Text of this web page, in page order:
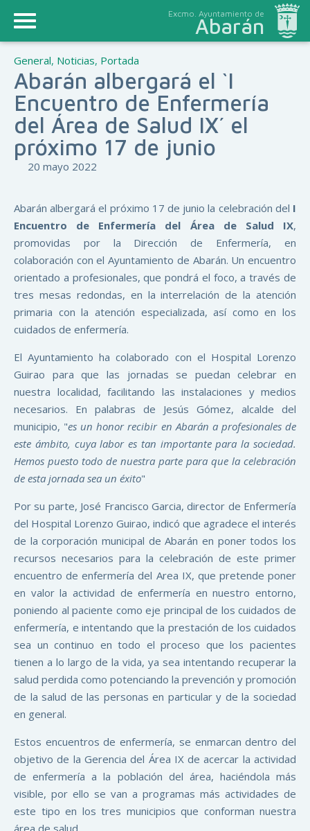
Excmo. Ayuntamiento de
Abarán
General, Noticias, Portada
Abarán albergará el `I
Encuentro de Enfermería
del Área de Salud IX´ el
próximo 17 de junio
20 mayo 2022
Abarán albergará el próximo 17 de junio la celebración del I
Encuentro de Enfermería del Área de Salud IX,
promovidas por la Dirección de Enfermería, en
colaboración con el Ayuntamiento de Abarán. Un encuentro
orientado a profesionales, que pondrá el foco, a través de
tres mesas redondas, en la interrelación de la atención
primaria con la atención especializada, así como en los
cuidados de enfermería.
El Ayuntamiento ha colaborado con el Hospital Lorenzo
Guirao para que las jornadas se puedan celebrar en
nuestra localidad, facilitando las instalaciones y medios
necesarios. En palabras de Jesús Gómez, alcalde del
municipio, "es un honor recibir en Abarán a profesionales de
este ámbito, cuya labor es tan importante para la sociedad.
Hemos puesto todo de nuestra parte para que la celebración
de esta jornada sea un éxito"
Por su parte, José Francisco Garcia, director de Enfermería
del Hospital Lorenzo Guirao, indicó que agradece el interés
de la corporación municipal de Abarán en poner todos los
recursos necesarios para la celebración de este primer
encuentro de enfermería del Area IX, que pretende poner
en valor la actividad de enfermería en nuestro entorno,
poniendo al paciente como eje principal de los cuidados de
enfermería, e intentando que la prestación de los cuidados
sea un continuo en todo el proceso que los pacientes
tienen a lo largo de la vida, ya sea intentando recuperar la
salud perdida como potenciando la prevención y promoción
de la salud de las personas en particular y de la sociedad
en general.
Estos encuentros de enfermería, se enmarcan dentro del
objetivo de la Gerencia del Área IX de acercar la actividad
de enfermería a la población del área, haciéndola más
visible, por ello se van a programas más actividades de
este tipo en los tres municipios que conforman nuestra
área de salud.